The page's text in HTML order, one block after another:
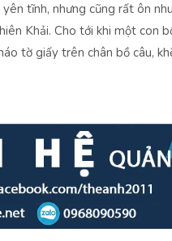
tĩnh, nhưng cũng rất ôn
Khải. Cho tới khi một con
tờ giấy trên chân bồ câu,